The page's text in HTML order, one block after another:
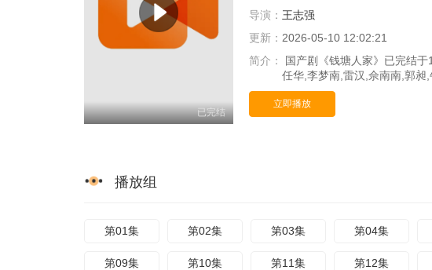
已完结
导演： 王志强
更新： 2026-05-10 12:02:21
简介：
国产剧《钱塘人家》已完结
任华,李梦南,雷汉,佘南南,郭昶
立即播放
播放组
第01集 第02集 第03集 第04集
第09集 第10集 第11集 第12集